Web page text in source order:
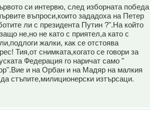
си интервю, след изборната победа
въпроси,които зададоха на Петер
ли с президента Путин ?".На който
не,но не като с приятел,а като с
жалки, как се отстоява
Тия,от снимката,когато се говори за
Федерация го наричат само "
и на Орбан и на Мадяр на малкия
стъпите,милиционерски изтърсаци.